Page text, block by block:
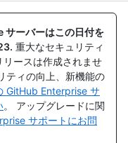
ーバーはこの日付を
. 重大なセキュリティ
ースは作成されませ
ティの向上、新機能の
GitHub Enterprise サ
。 アップグレードに関
サポートにお問